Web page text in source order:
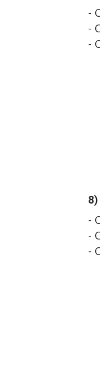
-
-
-
8)
-
-
-